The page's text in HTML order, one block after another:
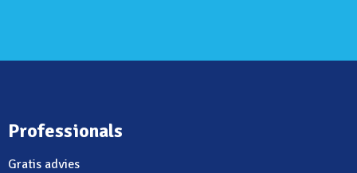
Professionals
Gratis advies